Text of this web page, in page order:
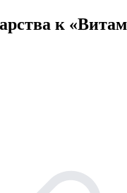
к